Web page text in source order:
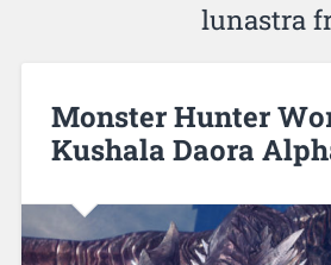
lunastra
Monster Hunter
Kushala Daora